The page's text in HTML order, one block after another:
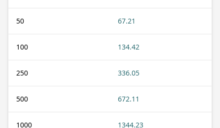
50 67.21
100 134.42
250 336.05
500 672.11
1000 1344.23